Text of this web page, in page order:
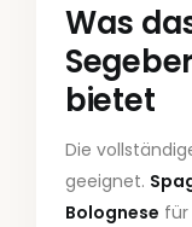
Was
bietet
Die
geeignet.
Bolognese für